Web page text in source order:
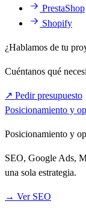
PrestaShop
Shopify
¿Hablamos de tu
Cuéntanos qué
↗ Pedir presupuesto
Posicionamiento y
Posicionamiento y
SEO, Google Ads,
una sola estrategia.
→ Ver SEO